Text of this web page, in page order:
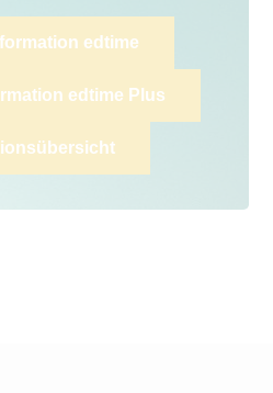
edtime
edtime Plus